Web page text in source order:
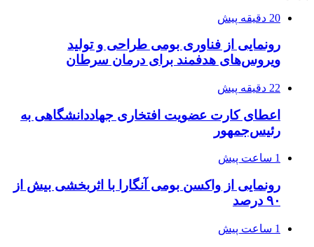
20 دقیقه پیش
رونمایی از فناوری بومی طراحی و تولید
ویروس‌های هدفمند برای درمان سرطان
22 دقیقه پیش
اعطای کارت عضویت افتخاری جهاددانشگاهی به
رئیس‌جمهور
1 ساعت پیش
رونمایی از واکسن بومی آنگارا با اثربخشی بیش از
۹۰ درصد
1 ساعت پیش